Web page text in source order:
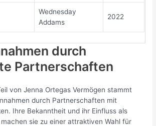
Wednesday
Addams
2022
durch
Partnerschaften
von Jenna Ortegas Vermögen stammt
durch Partnerschaften mit
Ihre Bekanntheit und ihr Einfluss als
sie zu einer attraktiven Wahl für